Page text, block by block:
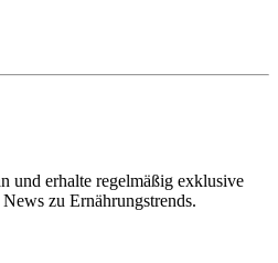
und erhalte regelmäßig exklusive
zu Ernährungstrends.